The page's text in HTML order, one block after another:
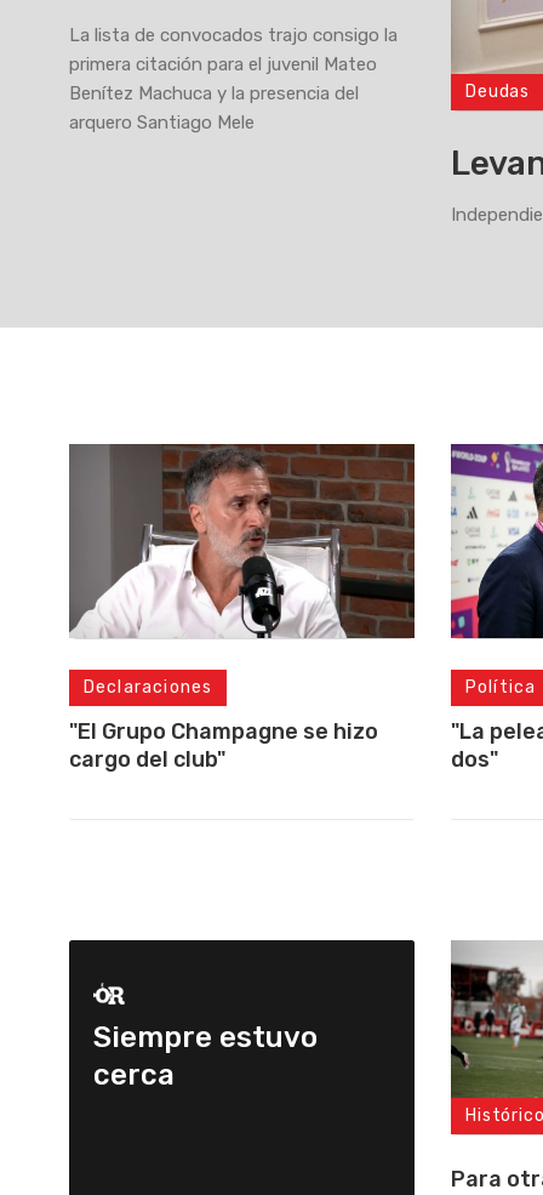
La lista de convocados trajo consigo la
primera citación para el juvenil Mateo
Benítez Machuca y la presencia del
arquero Santiago Mele
Deudas
Declaraciones
"El Grupo Champagne se hizo
cargo del club"
Política
"La
dos"
Siempre estuvo
cerca
Para